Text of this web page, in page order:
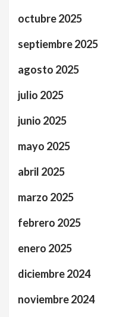
octubre 2025
septiembre 2025
agosto 2025
julio 2025
junio 2025
mayo 2025
abril 2025
marzo 2025
febrero 2025
enero 2025
diciembre 2024
noviembre 2024